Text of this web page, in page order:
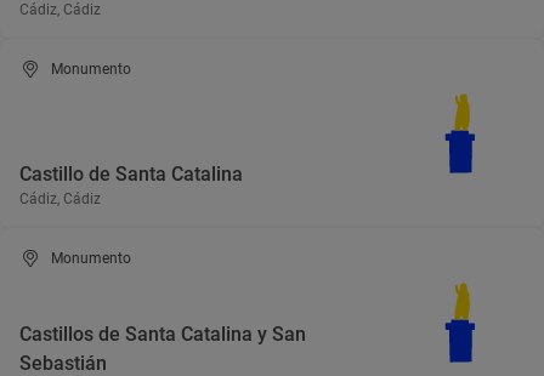
Cádiz, Cádiz
Monumento
Castillo de Santa Catalina
Cádiz, Cádiz
Monumento
Castillos de Santa Catalina y San
Sebastián